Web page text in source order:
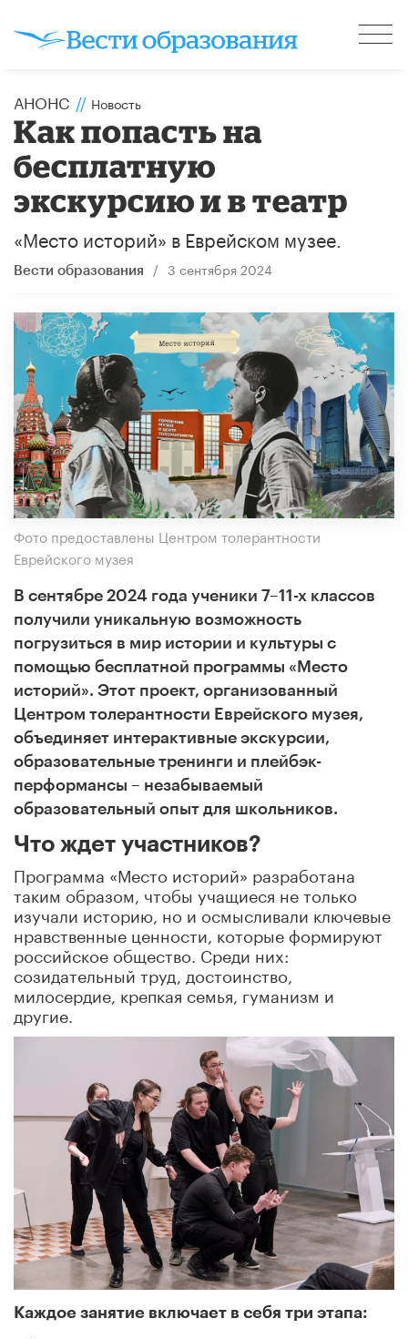
АНОНС // Новость
Как попасть на
бесплатную
экскурсию и в театр
«Место историй» в Еврейском музее.
Вести образования / 3 сентября 2024
Фото предоставлены Центром толерантности
Еврейского музея
В сентябре 2024 года ученики 7–11-х классов
получили уникальную возможность
погрузиться в мир истории и культуры с
помощью бесплатной программы «Место
историй». Этот проект, организованный
Центром толерантности Еврейского музея,
объединяет интерактивные экскурсии,
образовательные тренинги и плейбэк-
перформансы – незабываемый
образовательный опыт для школьников.
Что ждет участников?
Программа «Место историй» разработана
таким образом, чтобы учащиеся не только
изучали историю, но и осмысливали ключевые
нравственные ценности, которые формируют
российское общество. Среди них:
созидательный труд, достоинство,
милосердие, крепкая семья, гуманизм и
другие.
Каждое занятие включает в себя три этапа: